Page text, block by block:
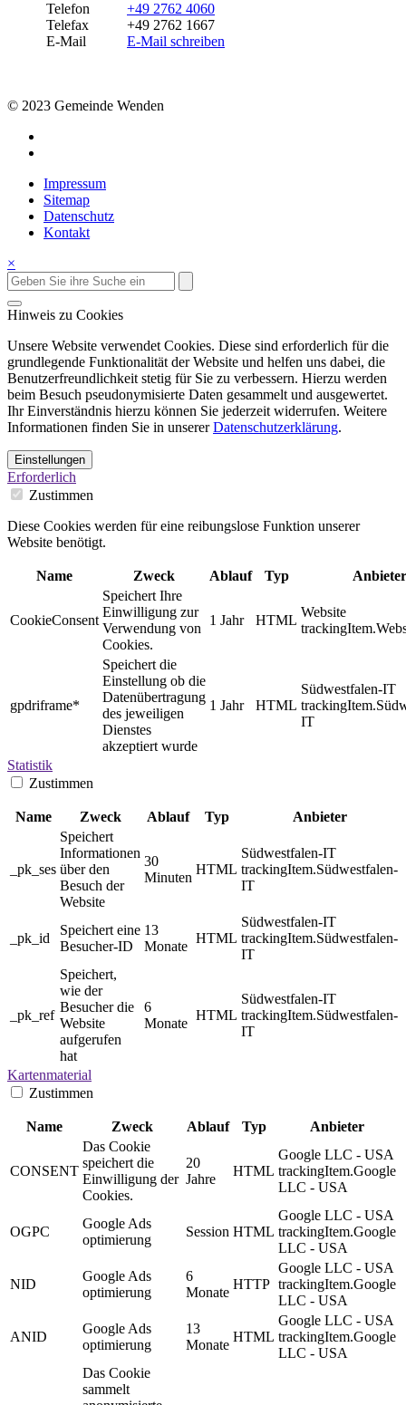
Telefon
Telefax
E-Mail
+49 2762 4060
+49 2762 1667
E-Mail schreiben
© 2023 Gemeinde Wenden
Impressum
Sitemap
Datenschutz
Kontakt
×
Hinweis zu Cookies
Unsere Website verwendet Cookies. Diese sind erforderlich für die
grundlegende Funktionalität der Website und helfen uns dabei, die
Benutzerfreundlichkeit stetig für Sie zu verbessern. Hierzu werden
beim Besuch pseudonymisierte Daten gesammelt und ausgewertet.
Ihr Einverständnis hierzu können Sie jederzeit widerrufen. Weitere
Informationen finden Sie in unsererDatenschutzerklärung.
Einstellungen
Erforderlich
Zustimmen
Diese Cookies werden für eine reibungslose Funktion unserer
Website benötigt.
Name Zweck Ablauf Typ Anbieter
CookieConsent
Speichert Ihre
Einwilligung zur
Verwendung von
Cookies.
1 Jahr HTML
Website
gpdriframe*
Speichert die
Einstellung ob die
Datenübertragung
des jeweiligen
Dienstes
akzeptiert wurde
1 Jahr HTML
Südwestfalen-IT
IT
Statistik
Zustimmen
Name Zweck Ablauf Typ Anbieter
_pk_ses
Speichert
Informationen
über den
Besuch der
Website
30
Minuten
HTML
Südwestfalen-IT
trackingItem.Südwestfalen-
IT
_pk_id
Speichert eine
Besucher-ID
13
Monate
HTML
Südwestfalen-IT
trackingItem.Südwestfalen-
IT
_pk_ref
Speichert,
wie der
Besucher die
Website
aufgerufen
hat
6
Monate
HTML
Südwestfalen-IT
trackingItem.Südwestfalen-
IT
Kartenmaterial
Zustimmen
Name Zweck Ablauf Typ Anbieter
CONSENT
Das Cookie
speichert die
Einwilligung der
Cookies.
20
Jahre
HTML
Google LLC - USA
trackingItem.Google
LLC - USA
OGPC
Google Ads
optimierung
Session HTML
Google LLC - USA
trackingItem.Google
LLC - USA
NID
Google Ads
optimierung
6
Monate
HTTP
Google LLC - USA
trackingItem.Google
LLC - USA
ANID
Google Ads
optimierung
13
Monate
HTML
Google LLC - USA
trackingItem.Google
LLC - USA
Das Cookie
sammelt